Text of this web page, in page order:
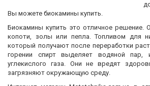
Вы можете биокамины купить.
Биокамины купить это отличное решение.
копоти, золы или пепла. Топливом для
который получают после переработки
горении спирт выделяет водяной пар,
углекислого газа. Они не вредят
загрязняют окружающую среду.